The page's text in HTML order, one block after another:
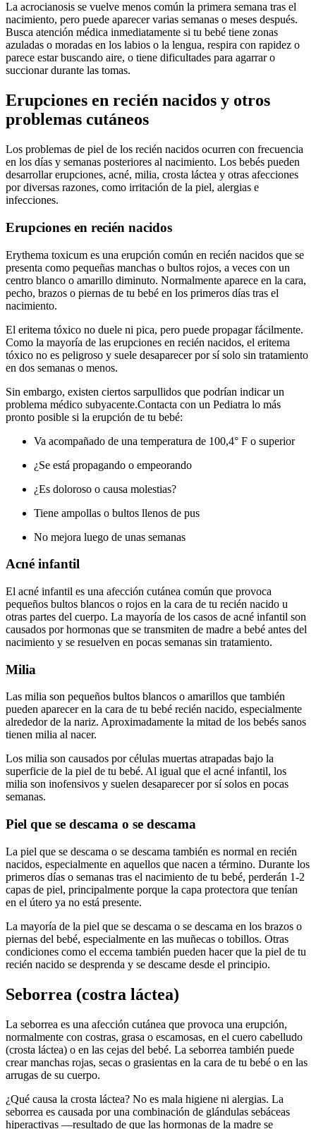
La acrocianosis se vuelve menos común la primera semana tras el
nacimiento, pero puede aparecer varias semanas o meses después.
Busca atención médica inmediatamente si tu bebé tiene zonas
azuladas o moradas en los labios o la lengua, respira con rapidez o
parece estar buscando aire, o tiene dificultades para agarrar o
succionar durante las tomas.
Erupciones en recién nacidos y otros
problemas cutáneos
Los problemas de piel de los recién nacidos ocurren con frecuencia
en los días y semanas posteriores al nacimiento. Los bebés pueden
desarrollar erupciones, acné, milia, crosta láctea y otras afecciones
por diversas razones, como irritación de la piel, alergias e
infecciones.
Erupciones en recién nacidos
Erythema toxicum es una erupción común en recién nacidos que se
presenta como pequeñas manchas o bultos rojos, a veces con un
centro blanco o amarillo diminuto. Normalmente aparece en la cara,
pecho, brazos o piernas de tu bebé en los primeros días tras el
nacimiento.
El eritema tóxico no duele ni pica, pero puede propagar fácilmente.
Como la mayoría de las erupciones en recién nacidos, el eritema
tóxico no es peligroso y suele desaparecer por sí solo sin tratamiento
en dos semanas o menos.
Sin embargo, existen ciertos sarpullidos que podrían indicar un
problema médico subyacente.Contacta con un Pediatra lo más
pronto posible si la erupción de tu bebé:
Va acompañado de una temperatura de 100,4° F o superior
¿Se está propagando o empeorando
¿Es doloroso o causa molestias?
Tiene ampollas o bultos llenos de pus
No mejora luego de unas semanas
Acné infantil
El acné infantil es una afección cutánea común que provoca
pequeños bultos blancos o rojos en la cara de tu recién nacido u
otras partes del cuerpo. La mayoría de los casos de acné infantil son
causados por hormonas que se transmiten de madre a bebé antes del
nacimiento y se resuelven en pocas semanas sin tratamiento.
Milia
Las milia son pequeños bultos blancos o amarillos que también
pueden aparecer en la cara de tu bebé recién nacido, especialmente
alrededor de la nariz. Aproximadamente la mitad de los bebés sanos
tienen milia al nacer.
Los milia son causados por células muertas atrapadas bajo la
superficie de la piel de tu bebé. Al igual que el acné infantil, los
milia son inofensivos y suelen desaparecer por sí solos en pocas
semanas.
Piel que se descama o se descama
La piel que se descama o se descama también es normal en recién
nacidos, especialmente en aquellos que nacen a término. Durante los
primeros días o semanas tras el nacimiento de tu bebé, perderán 1-2
capas de piel, principalmente porque la capa protectora que tenían
en el útero ya no está presente.
La mayoría de la piel que se descama o se descama en los brazos o
piernas del bebé, especialmente en las muñecas o tobillos. Otras
condiciones como el eccema también pueden hacer que la piel de tu
recién nacido se desprenda y se descame desde el principio.
Seborrea (costra láctea)
La seborrea es una afección cutánea que provoca una erupción,
normalmente con costras, grasa o escamosas, en el cuero cabelludo
(crosta láctea) o en las cejas del bebé. La seborrea también puede
crear manchas rojas, secas o grasientas en la cara de tu bebé o en las
arrugas de su cuerpo.
¿Qué causa la crosta láctea? No es mala higiene ni alergias. La
seborrea es causada por una combinación de glándulas sebáceas
hiperactivas —resultado de que las hormonas de la madre se